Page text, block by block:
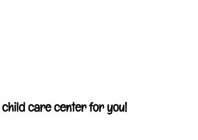
child care center for you!